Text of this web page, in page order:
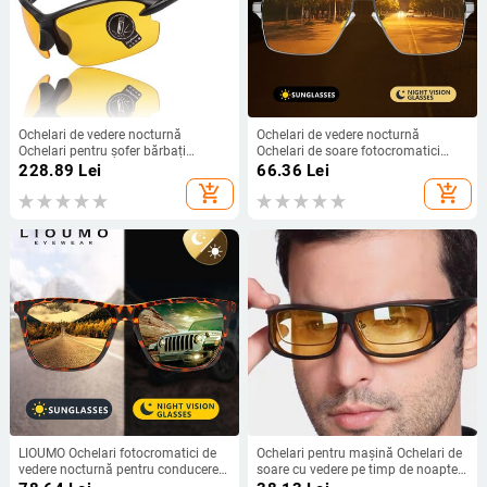
Ochelari de vedere nocturnă
Ochelari pentru șofer bărbați
Ochelari de soare sport pentru
femei Ochelari de ciclism Ochelari
de soare galbeni retro
228.89 Lei
add_shopping_cart
Ochelari de vedere nocturnă
Ochelari de soare fotocromatici
lentile galbene polarizate UV400
Ochelari de conducere pentru șoferi
de mașini Sport Bărbați Femei
66.36 Lei
add_shopping_cart
LIOUMO Ochelari fotocromatici de
vedere nocturnă pentru conducere
Ochelari pentru mașină Ochelari de
soare cu vedere pe timp de noapte